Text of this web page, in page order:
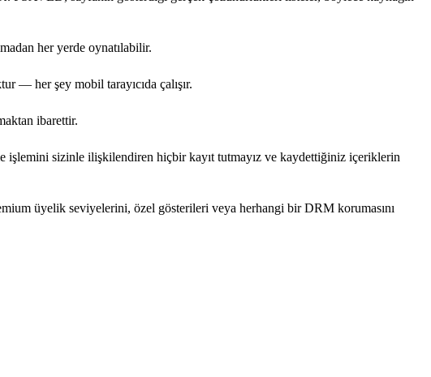
her yerde oynatılabilir.
— her şey mobil tarayıcıda çalışır.
ibarettir.
sizinle ilişkilendiren hiçbir kayıt tutmayız ve kaydettiğiniz içeriklerin
üyelik seviyelerini, özel gösterileri veya herhangi bir DRM korumasını